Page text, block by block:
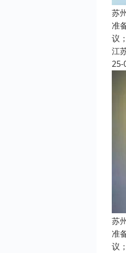
苏
准
议
江
25-
苏
准
议